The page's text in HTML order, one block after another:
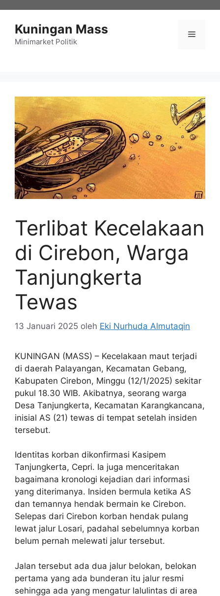
Kuningan Mass
Minimarket Politik
Menu
Terlibat Kecelakaan
di Cirebon, Warga
Tanjungkerta
Tewas
13 Januari 2025 oleh Eki Nurhuda Almutaqin
KUNINGAN (MASS) – Kecelakaan maut terjadi
di daerah Palayangan, Kecamatan Gebang,
Kabupaten Cirebon, Minggu (12/1/2025) sekitar
pukul 18.30 WIB. Akibatnya, seorang warga
Desa Tanjungkerta, Kecamatan Karangkancana,
inisial AS (21) tewas di tempat setelah insiden
tersebut.
Identitas korban dikonfirmasi Kasipem
Tanjungkerta, Cepri. Ia juga menceritakan
bagaimana kronologi kejadian dari informasi
yang diterimanya. Insiden bermula ketika AS
dan temannya hendak bermain ke Cirebon.
Selepas dari Cirebon korban hendak pulang
lewat jalur Losari, padahal sebelumnya korban
belum pernah melewati jalur tersebut.
Jalan tersebut ada dua jalur belokan, belokan
pertama yang ada bunderan itu jalur resmi
sehingga ada yang mengatur lalulintas di area